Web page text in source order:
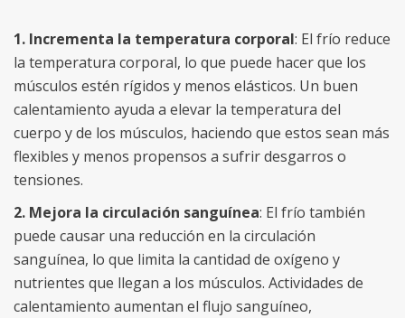
1. Incrementa la temperatura corporal: El frío reduce
la temperatura corporal, lo que puede hacer que los
músculos estén rígidos y menos elásticos. Un buen
calentamiento ayuda a elevar la temperatura del
cuerpo y de los músculos, haciendo que estos sean más
flexibles y menos propensos a sufrir desgarros o
tensiones.
2. Mejora la circulación sanguínea: El frío también
puede causar una reducción en la circulación
sanguínea, lo que limita la cantidad de oxígeno y
nutrientes que llegan a los músculos. Actividades de
calentamiento aumentan el flujo sanguíneo,